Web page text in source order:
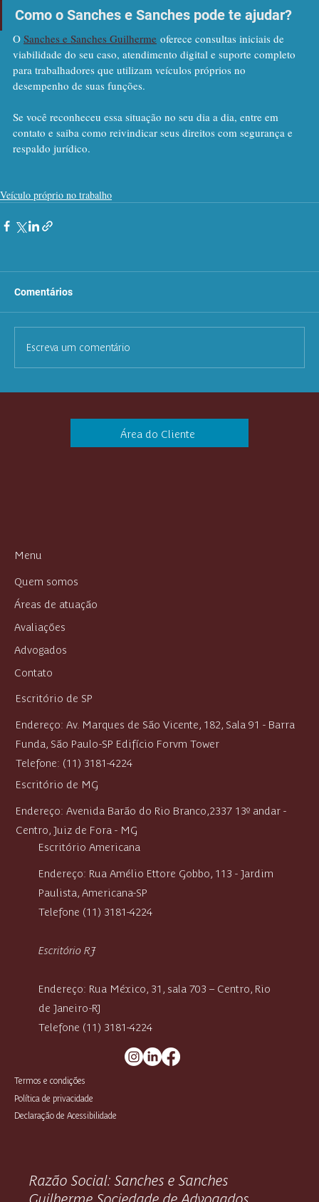
Como o Sanches e Sanches pode te ajudar?
O Sanches e Sanches Guilherme oferece consultas iniciais de
viabilidade do seu caso, atendimento digital e suporte completo
para trabalhadores que utilizam veículos próprios no
desempenho de suas funções.
Se você reconheceu essa situação no seu dia a dia, entre em
contato e saiba como reivindicar seus direitos com segurança e
respaldo jurídico.
Veículo próprio no trabalho
Comentários
Escreva um comentário
Menu
Quem somos
Áreas de atuação
Advogados
Avaliações
Contato
Escritório de SP
Endereço: Av. Marques de São Vicente, 182, Sala 91 - Barra
Funda, São Paulo-SP Edifício Forvm Tower
Telefone: (11) 3181-4224
Escritório de MG
Endereço: Avenida Barão do Rio Branco,2337 13º andar -
Centro, Juiz de Fora - MG
Escritório Americana
Endereço: Rua Amélio Ettore Gobbo, 113 - Jardim
Paulista, Americana-SP
Telefone (11) 3181-4224
Escritório RJ
Endereço: Rua México, 31, sala 703 – Centro, Rio
de Janeiro-RJ
Telefone (11) 3181-4224
Área do Cliente
Termos e condições
Política de privacidade
Declaração de Acessibilidade
Razão Social: Sanches e Sanches
Guilherme Sociedade de Advogados